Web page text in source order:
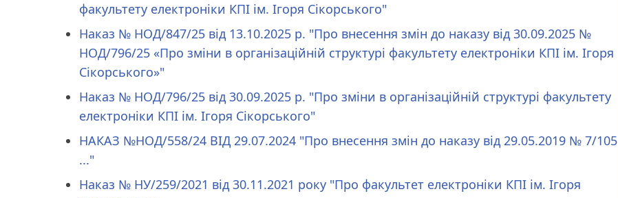
факультету електроніки КПІ ім. Ігоря Сікорського"
Наказ № НОД/847/25 від 13.10.2025 р. "Про внесення змін до наказу від 30.09.2025 №
НОД/796/25 «Про зміни в організаційній структурі факультету електроніки КПІ ім. Ігоря
Сікорського»"
Наказ № НОД/796/25 від 30.09.2025 р. "Про зміни в організаційній структурі факультету
електроніки КПІ ім. Ігоря Сікорського"
НАКАЗ №НОД/558/24 ВІД 29.07.2024 "Про внесення змін до наказу від 29.05.2019 № 7/105
..."
Наказ № НУ/259/2021 від 30.11.2021 року "Про факультет електроніки КПІ ім. Ігоря